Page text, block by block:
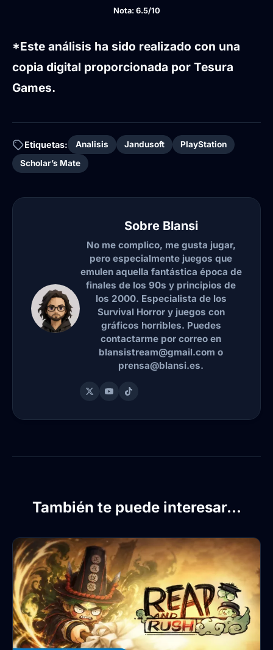
Nota: 6.5/10
*Este análisis ha sido realizado con una
copia digital proporcionada por Tesura
Games.
Etiquetas: Analisis Jandusoft
PlayStation
Scholar’s Mate
Sobre Blansi
No me complico, me gusta jugar,
pero especialmente juegos que
emulen aquella fantástica época de
finales de los 90s y principios de
los 2000. Especialista de los
Survival Horror y juegos con
gráficos horribles. Puedes
contactarme por correo en
blansistream@gmail.com o
prensa@blansi.es.
También te puede interesar...